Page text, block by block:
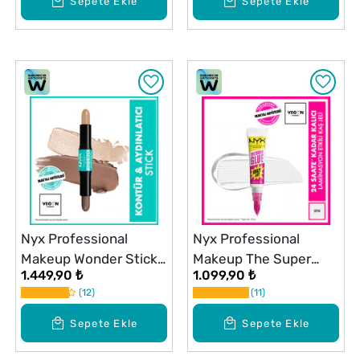
Sepete Ekle
Nyx Professional
Makeup Wonder Stick
Çift Taraflı Krem Kontür
& Aydınlatıcı Stick Fair
1.449,90 ₺
12
Sepete Ekle
Nyx Professional
Makeup The Super
Brow Glue Sabitleyici
Kaş Jeli O1
1.099,90 ₺
11